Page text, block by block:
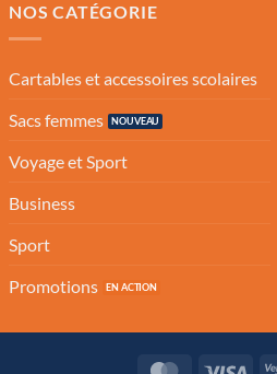
NOS CATÉGORIE
Cartables et accessoires scolaires
Sacs femmes
Voyage et Sport
Business
Sport
Promotions
MasterCardVisa